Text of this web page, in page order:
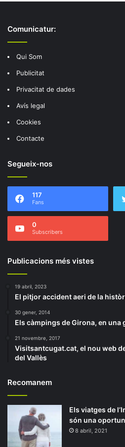
Comunicatur:
Qui Som
Publicitat
Privacitat de dades
Avís legal
Cookies
Contacte
Segueix-nos
117
Fans
0
Subscribers
Publicacions més vistes
19 abril, 2023
El pitjor accident aeri de la
30 gener, 2014
Els càmpings de Girona, en una
21 novembre, 2017
Visitsantcugat.cat, el nou web
del Vallès
Recomanem
Els viatges de
són una
8 abril, 2021